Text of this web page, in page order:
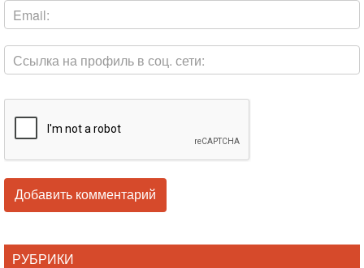
РУБРИКИ